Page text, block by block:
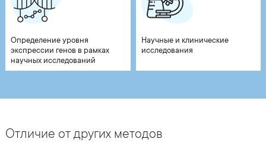
Определение уровня
экспрессии генов в рамках
научных исследований
Научные и клинические
исследования
Отличие от других методов